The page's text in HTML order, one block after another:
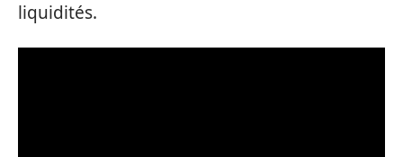
liquidités.